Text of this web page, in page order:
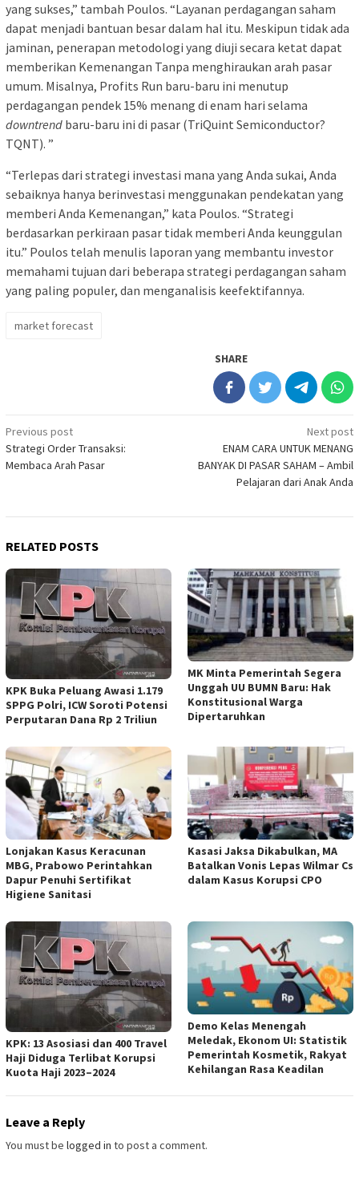
yang sukses,” tambah Poulos. “Layanan perdagangan saham
dapat menjadi bantuan besar dalam hal itu. Meskipun tidak ada
jaminan, penerapan metodologi yang diuji secara ketat dapat
memberikan Kemenangan Tanpa menghiraukan arah pasar
umum. Misalnya, Profits Run baru-baru ini menutup
perdagangan pendek 15% menang di enam hari selama
downtrend baru-baru ini di pasar (TriQuint Semiconductor?
TQNT). ”
“Terlepas dari strategi investasi mana yang Anda sukai, Anda
sebaiknya hanya berinvestasi menggunakan pendekatan yang
memberi Anda Kemenangan,” kata Poulos. “Strategi
berdasarkan perkiraan pasar tidak memberi Anda keunggulan
itu.” Poulos telah menulis laporan yang membantu investor
memahami tujuan dari beberapa strategi perdagangan saham
yang paling populer, dan menganalisis keefektifannya.
market forecast
SHARE
Post
navigation
Previous post
Strategi Order Transaksi:
Membaca Arah Pasar
Next post
ENAM CARA UNTUK MENANG
BANYAK DI PASAR SAHAM – Ambil
Pelajaran dari Anak Anda
RELATED POSTS
KPK Buka Peluang Awasi 1.179
SPPG Polri, ICW Soroti Potensi
Perputaran Dana Rp 2 Triliun
MK Minta Pemerintah Segera
Unggah UU BUMN Baru: Hak
Konstitusional Warga
Dipertaruhkan
Lonjakan Kasus Keracunan
MBG, Prabowo Perintahkan
Dapur Penuhi Sertifikat
Higiene Sanitasi
Kasasi Jaksa Dikabulkan, MA
Batalkan Vonis Lepas Wilmar Cs
dalam Kasus Korupsi CPO
KPK: 13 Asosiasi dan 400 Travel
Haji Diduga Terlibat Korupsi
Kuota Haji 2023–2024
Demo Kelas Menengah
Meledak, Ekonom UI: Statistik
Pemerintah Kosmetik, Rakyat
Kehilangan Rasa Keadilan
Leave a Reply
You must be logged in to post a comment.